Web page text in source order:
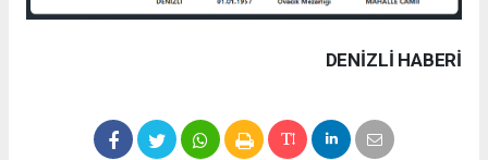
DENIZLI HABERİ